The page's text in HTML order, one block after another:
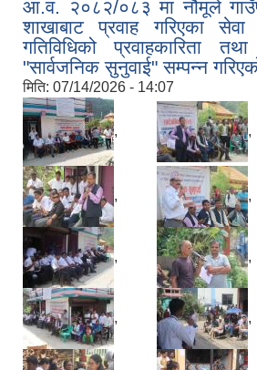
आ.व. २०८२/०८३ मा नौमूले
शाखाबाट प्रवाह गरिएका
गतिविधिको प्रवाहकारिता
"सार्वजनिक सुनुवाई" सम्पन्न
मिति: 07/14/2026 - 14:07
,
,
,
,